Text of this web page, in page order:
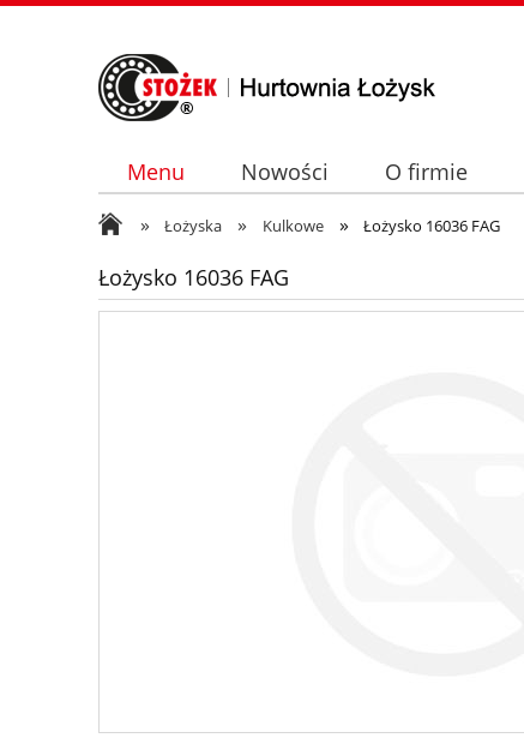
Menu Nowości O firmie
» Łożyska » Kulkowe » Łożysko 16036 FAG
Łożysko 16036 FAG